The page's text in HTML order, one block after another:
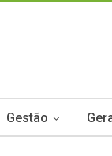
Gestão